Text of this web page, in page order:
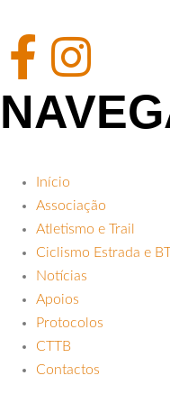
Início
Associação
Atletismo e Trail
Ciclismo Estrada e
Notícias
Apoios
Protocolos
CTTB
Contactos